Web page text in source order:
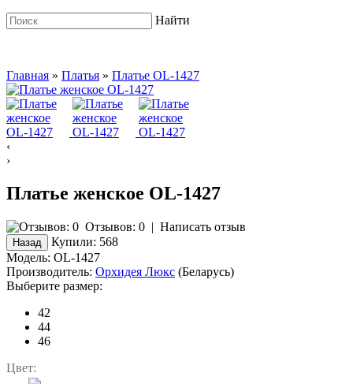
Найти
Главная » Платья » Платье OL-1427
‹
›
Платье женское OL-1427
Отзывов: 0 | Написать отзыв
Купили: 568
Модель: OL-1427
Производитель: Орхидея Люкс (Беларусь)
Выберите размер:
42
44
46
Цвет: